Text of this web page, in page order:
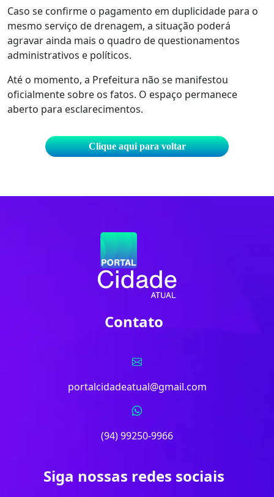
Caso se confirme o pagamento em duplicidade para o
mesmo serviço de drenagem, a situação poderá
agravar ainda mais o quadro de questionamentos
administrativos e políticos.
Até o momento, a Prefeitura não se manifestou
oficialmente sobre os fatos. O espaço permanece
aberto para esclarecimentos.
Clique aqui para voltar
Contato
portalcidadeatual@gmail.com
(94) 99250-9966
Siga nossas redes sociais